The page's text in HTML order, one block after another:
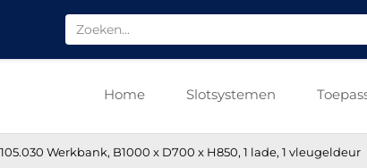
Home Slotsystemen
Werkbank, B1000 x D700 x H850, 1 lade, 1 vleugeldeur